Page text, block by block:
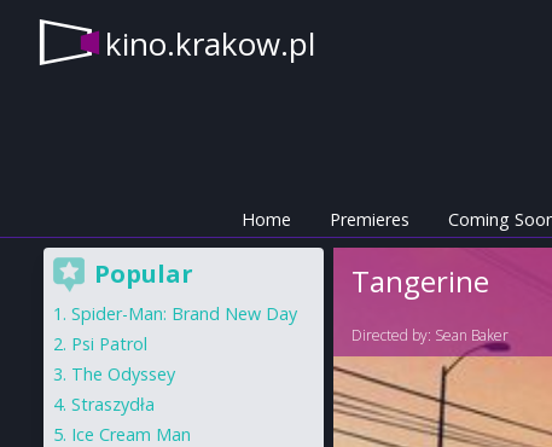
kino.krakow.pl
Home Premieres Coming
Tangerine
Directed by: Sean Baker
Popular
Spider-Man: Brand New Day
Psi Patrol
The Odyssey
Straszydła
Ice Cream Man